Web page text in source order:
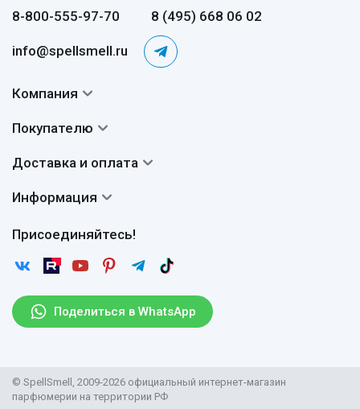
8-800-555-97-70 8 (495) 668 06 02
info@spellsmell.ru
Поделиться в WhatsApp
Присоединяйтесь!
Компания
Авторы
Сертификаты
Покупателю
Вопросы и ответы
Отзывы
Рассылка
Доставка и оплата
Доставка
Возврат
Информация
Пользовательское соглашение
Защита персональных данных
Правила продажи товаров (Постановление Правительства
Поставщикам
© SpellSmell, 2009-2026 официальный интернет-магазин
парфюмерии на территории РФ